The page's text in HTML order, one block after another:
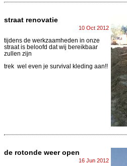
straat renovatie
10 Oct 2012
tijdens de werkzaamheden in onze
straat is beloofd dat wij bereikbaar
zullen zijn
trek wel even je survival kleding aan!!
de rotonde weer open
16 Jun 2012